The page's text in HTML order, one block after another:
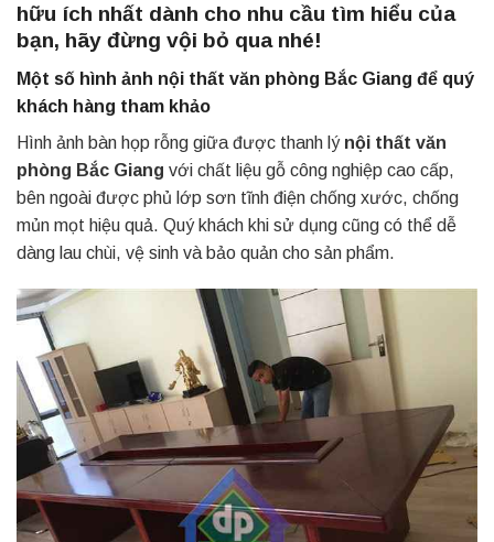
hữu ích nhất dành cho nhu cầu tìm hiểu của
bạn, hãy đừng vội bỏ qua nhé!
Một số hình ảnh nội thất văn phòng Bắc Giang để quý
khách hàng tham khảo
Hình ảnh bàn họp rỗng giữa được thanh lý nội thất văn
phòng Bắc Giang với chất liệu gỗ công nghiệp cao cấp,
bên ngoài được phủ lớp sơn tĩnh điện chống xước, chống
mủn mọt hiệu quả. Quý khách khi sử dụng cũng có thể dễ
dàng lau chùi, vệ sinh và bảo quản cho sản phẩm.